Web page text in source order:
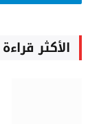
الأكثر قراءة